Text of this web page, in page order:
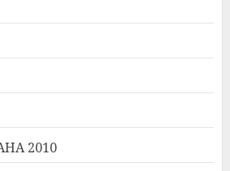
2010